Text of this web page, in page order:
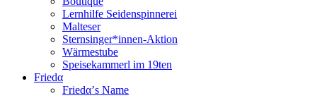
Lernhilfe Seidenspinnerei
Malteser
Sternsinger*innen-Aktion
Wärmestube
Speisekammerl im 19ten
Friedα
Friedα’s Name